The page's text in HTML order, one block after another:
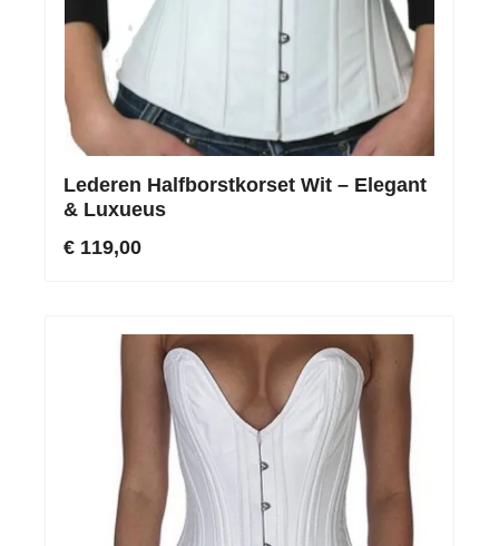
Lederen Halfborstkorset Wit – Elegant
& Luxueus
€ 119,00